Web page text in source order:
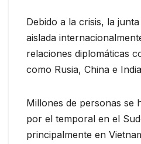
Debido a la crisis, la
aislada
relaciones diplomáticas
como Rusia, China e
Millones de personas se
por el temporal en el
principalmente en